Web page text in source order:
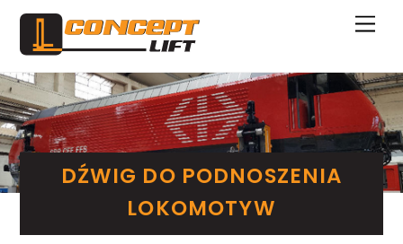
Skip
content
DŹWIG DO PODNOSZENIA
LOKOMOTYW